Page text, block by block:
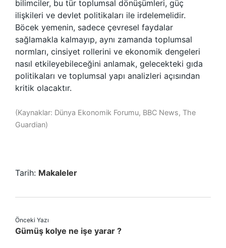
bilimciler, bu tür toplumsal dönüşümleri, güç
ilişkileri ve devlet politikaları ile irdelemelidir.
Böcek yemenin, sadece çevresel faydalar
sağlamakla kalmayıp, aynı zamanda toplumsal
normları, cinsiyet rollerini ve ekonomik dengeleri
nasıl etkileyebileceğini anlamak, gelecekteki gıda
politikaları ve toplumsal yapı analizleri açısından
kritik olacaktır.
(Kaynaklar: Dünya Ekonomik Forumu, BBC News, The
Guardian)
Tarih: Makaleler
Önceki Yazı
Gümüş kolye ne işe yarar ?